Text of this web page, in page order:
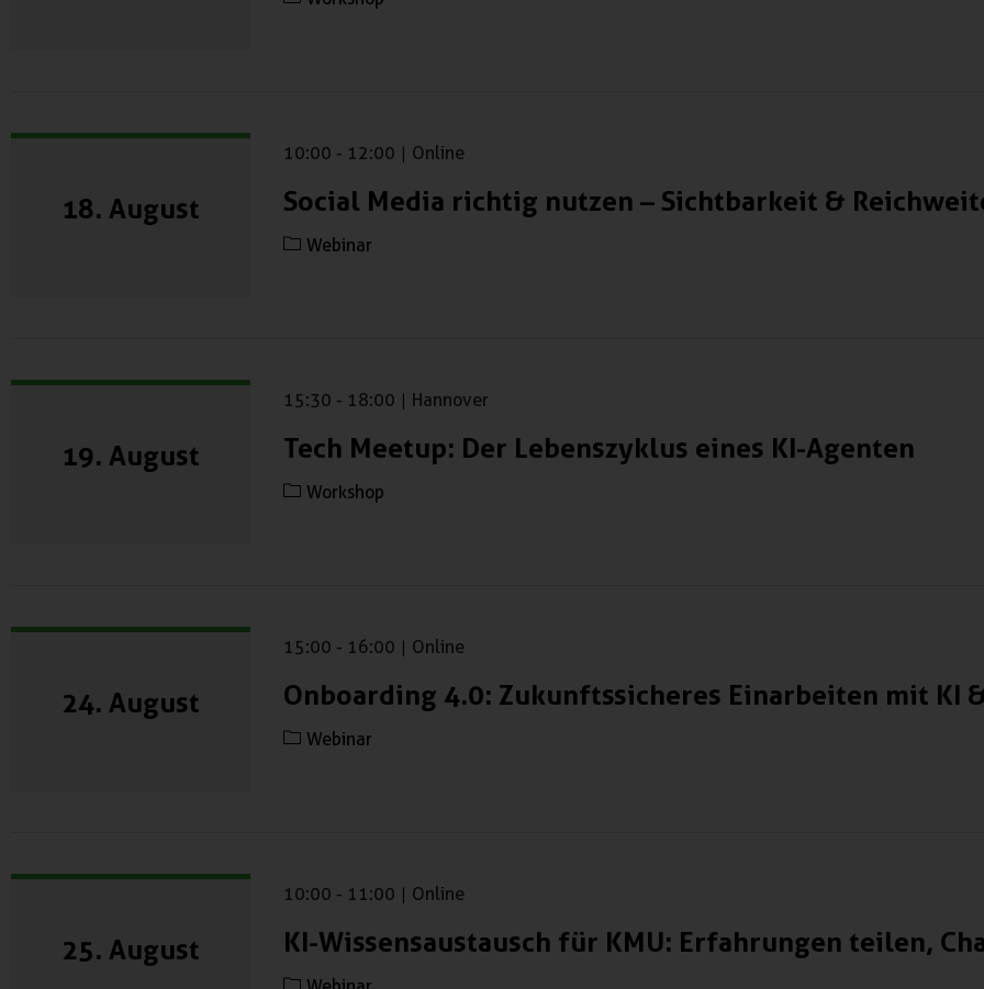
18. August
10:00 - 12:00 | Online
Social Media richtig nutzen – Sichtbarkeit &
Webinar
19. August
15:30 - 18:00 | Hannover
Tech Meetup: Der Lebenszyklus eines KI-Agenten
Workshop
24. August
15:00 - 16:00 | Online
Onboarding 4.0: Zukunftssicheres Einarbeiten mit KI
Webinar
25. August
10:00 - 11:00 | Online
KI-Wissensaustausch für KMU: Erfahrungen teilen,